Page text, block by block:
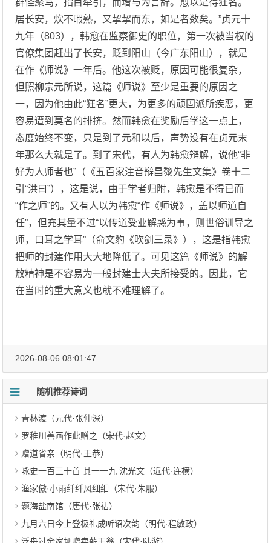
群怪聚骂，指目牵引，而增与为言辞。愈以是得狂名。
居长安，炊不暇熟，又挈挈而东，如是者数矣。”贞元十
九年（803），韩愈在监察御史的职位，第一次被当权的
官僚集团赶出了长安，贬到阳山（今广东阳山），就是
在作《师说》一年后。他这次被贬，原因可能很复杂，
但照柳宗元所说，这篇《师说》至少是重要的原因之
一，因为他由此“狂名”更大，为更多的顽固派所疾恶，更
容易遭到莫名的排挤。然而韩愈在奖励后学这一点上，
态度始终不变，只是到了元和以后，声势没有在贞元末
年那么大就是了。到了宋代，有人为韩愈辩解，说他“非
好为人师者也”（《五百家注音辩昌黎先生文集》卷十二
引“洪曰”），这是说，由于学者归附，韩愈是不得已而
“作之师”的。又有人以为韩愈“作《师说》，盖以师道自
任”，但充其量不过“以传道受业解惑为事，则世俗训导之
师，口耳之学耳”（俞文豹《吹剑三录》），这是指韩愈
把师的封建作用大大地降低了。可见这篇《师说》的解
放精神是不容易为一般封建士大夫所接受的。因此，它
在当时的重大意义也就不难理解了。
2026-08-06 08:01:47
随机推荐诗词
青林渡（元代·张仲深）
罗稚川善画作此赠之（宋代·赵文）
赠道省亲（明代·王恭）
咏史一百三十首 其一一九 沈光文（近代·连横）
渔家傲·小雨纤纤风细细（宋代·朱服）
题海盐南馆（唐代·张祜）
九月六日今上登极礼成听诏次韵（明代·程敏政）